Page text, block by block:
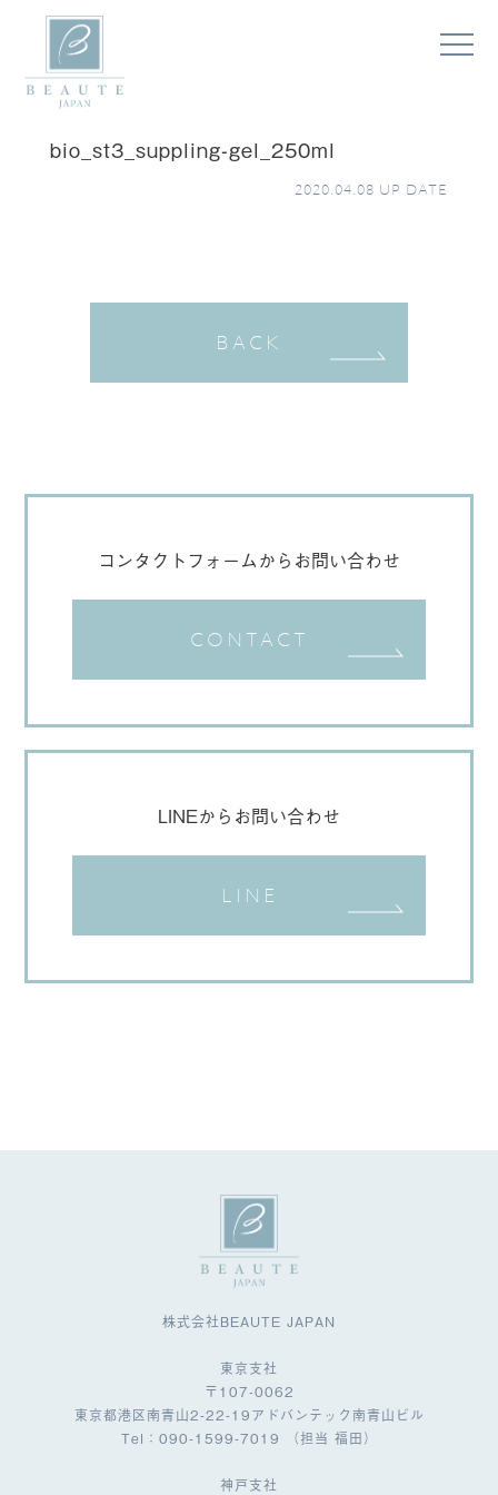
bio_st3_suppling-gel_250ml
2020.04.08 UP DATE
BACK
コンタクトフォームからお問い合わせ
CONTACT
LINEからお問い合わせ
LINE
株式会社BEAUTE JAPAN
東京支社
〒107-0062
東京都港区南青山2-22-19アドバンテック南青山ビル
Tel：090-1599-7019 （担当 福田）
神戸支社